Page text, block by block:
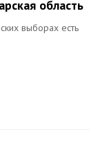
область
выборах есть